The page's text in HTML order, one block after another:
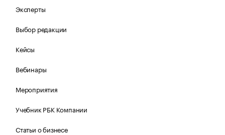
Эксперты
Выбор редакции
Кейсы
Вебинары
Мероприятия
Учебник РБК Компании
Статьи о бизнесе